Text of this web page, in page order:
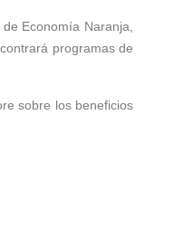
Economía Naranja,
programas de
sobre los beneficios